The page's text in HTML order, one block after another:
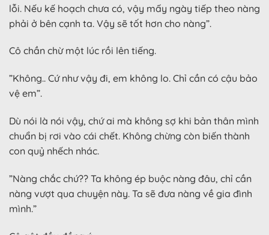
lỗi. Nếu kế hoạch chưa có, vậy mấy ngày tiếp theo nàng
phải ở bên cạnh ta. Vậy sẽ tốt hơn cho nàng”.
Cô chần chừ một lúc rồi lên tiếng.
”Không.. Cứ như vậy đi, em không lo. Chỉ cần có cậu bảo
vệ em”.
Dù nói là nói vậy, chứ ai mà không sợ khi bản thân mình
chuẩn bị rơi vào cái chết. Không chừng còn biến thành
con quỷ nhếch nhác.
”Nàng chắc chứ?? Ta không ép buộc nàng đâu, chỉ cần
nàng vượt qua chuyện này. Ta sẽ đưa nàng về gia đình
mình.”